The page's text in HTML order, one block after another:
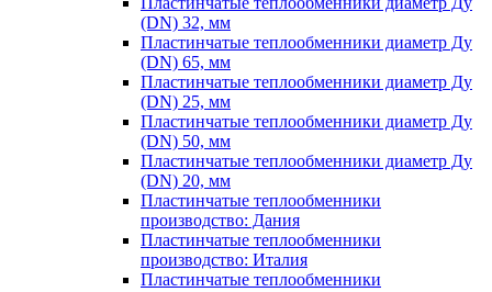
(DN) 32, мм
Пластинчатые теплообменники диаметр Ду
(DN) 65, мм
Пластинчатые теплообменники диаметр Ду
(DN) 25, мм
Пластинчатые теплообменники диаметр Ду
(DN) 50, мм
Пластинчатые теплообменники диаметр Ду
(DN) 20, мм
Пластинчатые теплообменники
производство: Дания
Пластинчатые теплообменники
производство: Италия
Пластинчатые теплообменники